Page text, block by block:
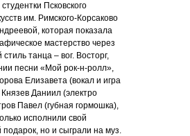
Псковского
им. Римского-Корсаково
которая показала
мастерство через
танца – вог. Восторг,
песни «Мой рок-н-ролл»,
Елизавета (вокал и игра
Даниил (электро
Павел (губная гормошка),
исполнили свой
но и сыграли на муз.